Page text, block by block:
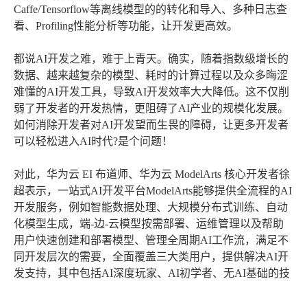
Caffe/Tensorflow等离线模型的的转化和导入、多种日志查
看、Profiling性能分析等功能，让开发更高效。
都说AI开发之难，难于上青天。确实，随着指数级增长的
数据、越来越复杂的模型、耗时的计算过程以及众多晦涩
难懂的AI开发工具，导致AI开发效率大大降低。这不仅削
弱了开发者的开发热情，更阻碍了AI产业的规模化发展。
如何消除开发者对AI开发望而生畏的障碍，让更多开发者
可以轻松进入AI时代?是个问题！
对此，华为云 EI 布道师、华为云 ModelArts 核心开发者徐
超表示，一站式AI开发平台ModelArts能够提供全流程的AI
开发服务，例如智能数据处理、大规模分布式训练、自动
化模型生成，端-边-云模型按需部署、运维管理以及帮助
用户快速创建和部署模型、管理全周期AI工作流，满足不
同开发层次的需要，全面覆盖三大类用户，提供解决AI开
发支持，其中包括AI深度玩家、AI初学者、无AI基础的技